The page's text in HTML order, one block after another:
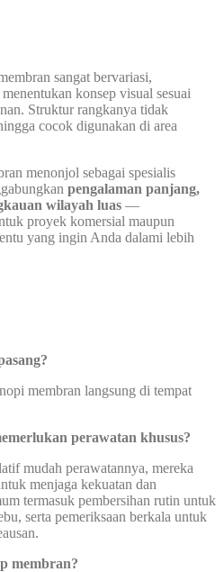
sangat bervariasi,
konsep visual sesuai
Struktur rangkanya tidak
cocok digunakan di area
menonjol sebagai spesialis
pengalaman panjang,
wilayah luas —
proyek komersial maupun
yang ingin Anda dalami lebih
membran langsung di tempat
perawatan khusus?
mudah perawatannya, mereka
menjaga kekuatan dan
termasuk pembersihan rutin untuk
serta pemeriksaan berkala untuk
membran?